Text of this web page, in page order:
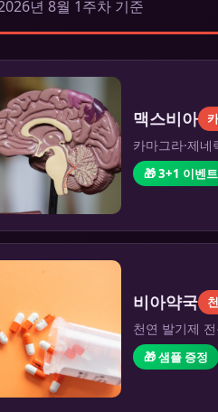
년 8월 1주차 기준
맥스비아
카마그라·제
🎁 3+1 이벤트
비아약국
천연 발기제
🎁 샘플 증정